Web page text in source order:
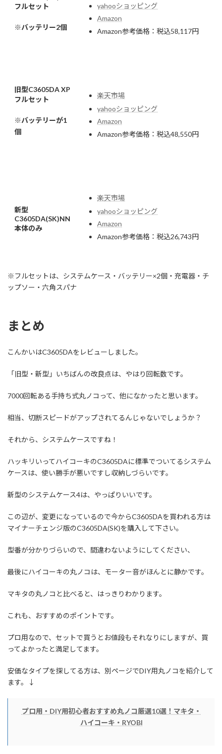
フルセット
※バッテリー2個
yahooショッピング
Amazon
Amazon参考価格：税込58,117円
旧型C3605DA XP
フルセット
※バッテリーが1
個
楽天市場
yahooショッピング
Amazon
Amazon参考価格：税込48,550円
新型
C3605DA(SK)NN
本体のみ
楽天市場
yahooショッピング
Amazon
Amazon参考価格：税込26,743円
※フルセットは、システムケース・バッテリー×2個・充電器・チ
ップソー・六角スパナ
まとめ
こんかいはC3605DAをレビューしました。
「旧型・新型」いちばんの改良点は、やはり回転数です。
7000回転ある手持ち式丸ノコって、他になかったと思います。
相当、切断スピードがアップされてるんじゃないでしょうか？
それから、システムケースですね！
ハッキリいってハイコーキのC3605DAに標準でついてるシステム
ケースは、使い勝手が悪いですし収納しづらいです。
新型のシステムケース4は、やっぱりいいです。
この辺が、変更になっているので今からC3605DAを買われる方は
マイナーチェンジ版のC3605DA(SK)を購入して下さい。
型番が分かりづらいので、間違わないようにしてください、
最後にハイコーキの丸ノコは、モーター音がほんとに静かです。
マキタの丸ノコと比べると、はっきりわかります。
これも、おすすめのポイントです。
プロ用なので、セットで買うとお値段もそれなりにしますが、買
ってよかったと満足してます。
安価なタイプを探してる方は、別ページでDIY用丸ノコを紹介して
ます。↓
プロ用・DIY用初心者おすすめ丸ノコ厳選10選！マキタ・
ハイコーキ・RYOBI